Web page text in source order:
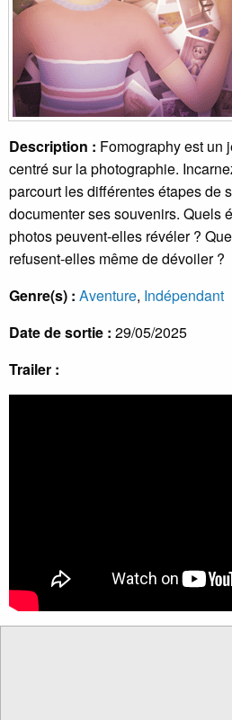
Description : Fomography est un
centré sur la photographie.
parcourt les différentes étapes de
documenter ses souvenirs. Quels
photos peuvent-elles révéler ?
refusent-elles même de dévoiler ?
Genre(s) : Aventure, Indépendant
Date de sortie : 29/05/2025
Trailer :